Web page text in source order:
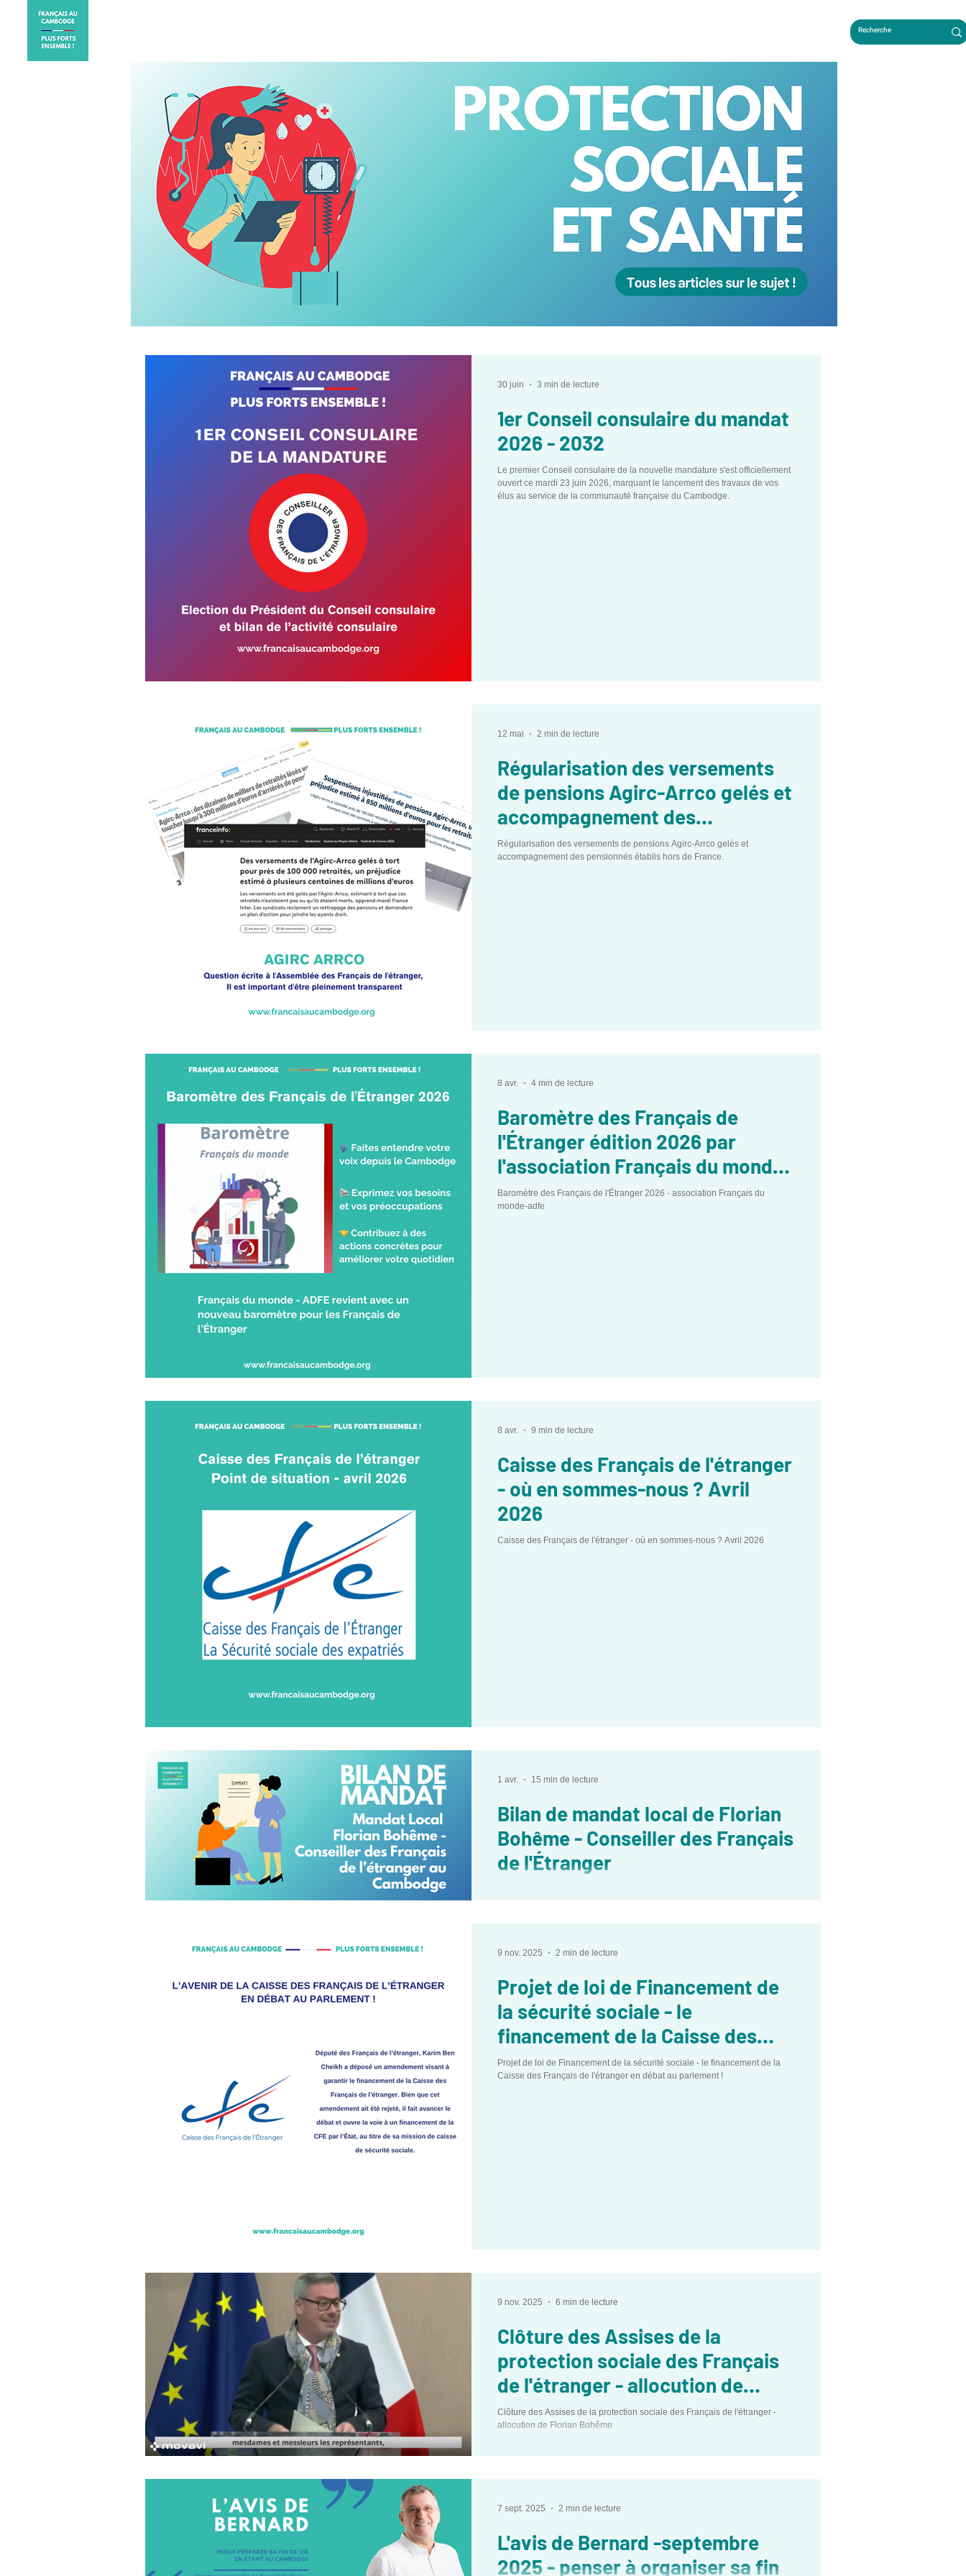
1er Conseil consulaire du mandat
2026 - 2032
Le premier Conseil consulaire de la nouvelle mandature s'est officiellement
ouvert ce mardi 23 juin 2026, marquant le lancement des travaux de vos
élus au service de la communauté française du Cambodge.
30 juin 3 min de lecture
Régularisation des versements
de pensions Agirc-Arrco gelés et
accompagnement des
pensionnés établis hors de
France.
Régularisation des versements de pensions Agirc-Arrco gelés et
accompagnement des pensionnés établis hors de France.
12 mai 2 min de lecture
Baromètre des Français de
l'Étranger édition 2026 par
l'association Français du monde-
adfe
Baromètre des Français de l'Étranger 2026 - association Français du
monde-adfe
8 avr. 4 min de lecture
Caisse des Français de l'étranger
- où en sommes-nous ? Avril
2026
Caisse des Français de l'étranger - où en sommes-nous ? Avril 2026
8 avr. 9 min de lecture
Bilan de mandat local de Florian
Bohême - Conseiller des Français
de l'Étranger
1 avr. 15 min de lecture
Projet de loi de Financement de
la sécurité sociale - le
financement de la Caisse des
Français de l'étranger en débat
au parlement !
Projet de loi de Financement de la sécurité sociale - le financement de la
Caisse des Français de l'étranger en débat au parlement !
9 nov. 2025 2 min de lecture
Clôture des Assises de la
protection sociale des Français
de l'étranger - allocution de
Florian Bohême
Clôture des Assises de la protection sociale des Français de l'étranger -
allocution de Florian Bohême
9 nov. 2025 6 min de lecture
L'avis de Bernard -septembre
2025 - penser à organiser sa fin
7 sept. 2025 2 min de lecture